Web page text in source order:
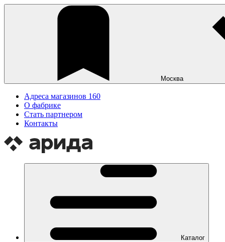
Москва
Адреса магазинов 160
О фабрике
Стать партнером
Контакты
Каталог